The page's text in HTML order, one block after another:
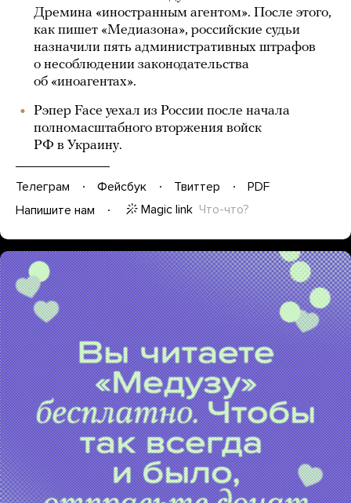
Дремина «иностранным агентом». После этого,
как пишет «Медиазона», российские судьи
назначили пять административных штрафов
о несоблюдении законодательства
об «иноагентах».
Рэпер Face уехал из России после начала
полномасштабного вторжения войск
РФ в Украину.
Телеграм Фейсбук Твиттер
PDF
Напишите нам
Magic link Что-что?